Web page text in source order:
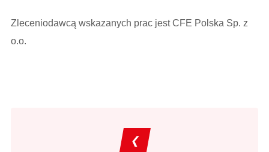
Zleceniodawcą wskazanych prac jest CFE Polska Sp. z
o.o.